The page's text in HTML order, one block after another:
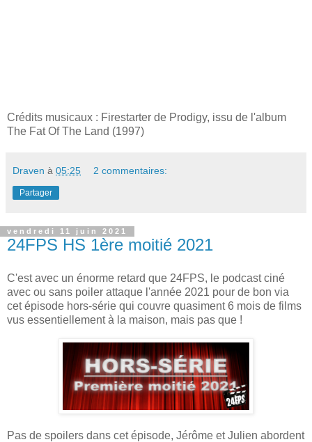
Crédits musicaux : Firestarter de Prodigy, issu de l'album
The Fat Of The Land (1997)
Draven à 05:25 2 commentaires:
Partager
vendredi 11 juin 2021
24FPS HS 1ère moitié 2021
C'est avec un énorme retard que 24FPS, le podcast ciné
avec ou sans poiler attaque l'année 2021 pour de bon via
cet épisode hors-série qui couvre quasiment 6 mois de films
vus essentiellement à la maison, mais pas que !
Pas de spoilers dans cet épisode, Jérôme et Julien abordent